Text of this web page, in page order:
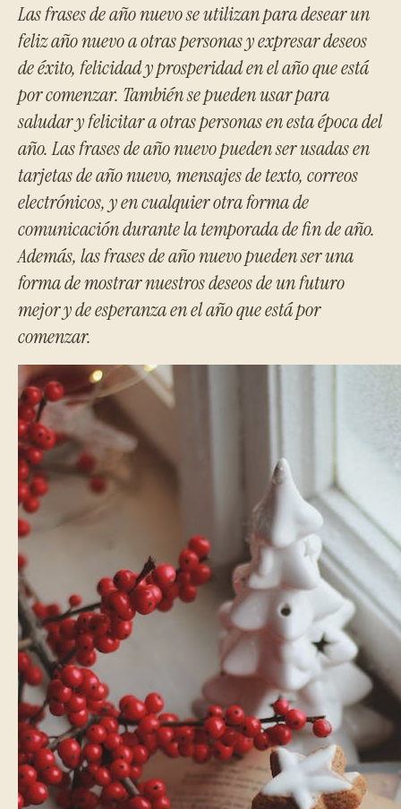
Las frases de año nuevo se utilizan para desear un
feliz año nuevo a otras personas y expresar deseos
de éxito, felicidad y prosperidad en el año que está
por comenzar. También se pueden usar para
saludar y felicitar a otras personas en esta época del
año. Las frases de año nuevo pueden ser usadas en
tarjetas de año nuevo, mensajes de texto, correos
electrónicos, y en cualquier otra forma de
comunicación durante la temporada de fin de año.
Además, las frases de año nuevo pueden ser una
forma de mostrar nuestros deseos de un futuro
mejor y de esperanza en el año que está por
comenzar.